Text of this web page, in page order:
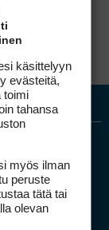
käsittelyyn
evästeitä,
toimi
tahansa
myös ilman
peruste
tätä tai
olevan